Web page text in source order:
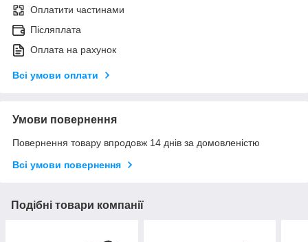
Оплатити частинами
Післяплата
Оплата на рахунок
Всі умови оплати
Умови повернення
Повернення товару впродовж 14 днів за домовленістю
Всі умови повернення
Подібні товари компанії